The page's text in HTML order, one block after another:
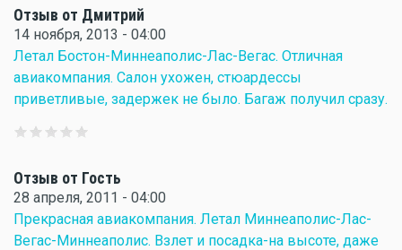
Отзыв от Дмитрий
14 ноября, 2013 - 04:00
Летал Бостон-Миннеаполис-Лас-Вегас. Отличная
авиакомпания. Салон ухожен, стюардессы
приветливые, задержек не было. Багаж получил сразу.
Отзыв от Гость
28 апреля, 2011 - 04:00
Прекрасная авиакомпания. Летал Миннеаполис-Лас-
Вегас-Миннеаполис. Взлет и посадка-на высоте, даже